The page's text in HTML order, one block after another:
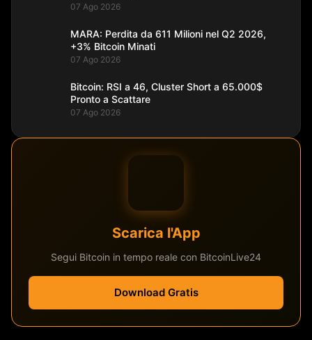
07 Ago 2026
MARA: Perdita da 611 Milioni nel Q2 2026,
+3% Bitcoin Minati
07 Ago 2026
Bitcoin: RSI a 46, Cluster Short a 65.000$
Pronto a Scattare
07 Ago 2026
Scarica l'App
Segui Bitcoin in tempo reale con BitcoinLive24
Download Gratis